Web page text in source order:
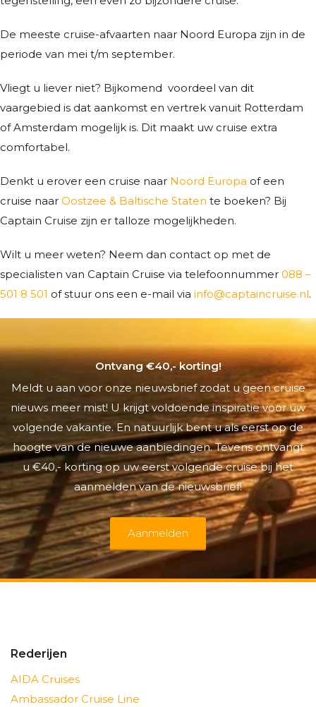
De meeste cruise-afvaarten naar Noord Europa zijn in de
periode van mei t/m september.
Vliegt u liever niet? Bijkomend voordeel van dit
vaargebied is dat aankomst en vertrek vanuit Rotterdam
of Amsterdam mogelijk is. Dit maakt uw cruise extra
comfortabel.
Denkt u erover een cruise naar Noord Europa of een
cruise naar Oostzee & Baltische Staten te boeken? Bij
Captain Cruise zijn er talloze mogelijkheden.
Wilt u meer weten? Neem dan contact op met de
specialisten van Captain Cruise via telefoonnummer 088 –
501 8 501 of stuur ons een e-mail via info@captaincruise.nl.
Ontvang €40,- korting!
Meldt u aan voor onze nieuwsbrief zodat u geen cruise
nieuws meer mist! U krijgt voldoende inspiratie voor uw
volgende vakantie. En natuurlijk bent u als eerst op de
hoogte van de nieuwe aanbiedingen. Tevens ontvangt
u €40,- korting op uw eerst volgende cruise bij het
aanmelden van de nieuwsbrief!
Aanmelden
Rederijen
AIDA Cruises
Ambassador Cruise Line